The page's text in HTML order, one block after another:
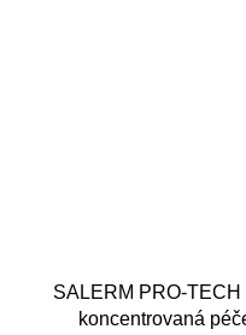
SALERM PRO-
koncentrovaná